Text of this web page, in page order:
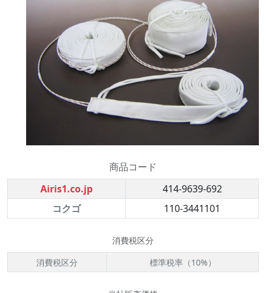
商品コード
Airis1.co.jp
414-9639-692
コクゴ
110-3441101
消費税区分
消費税区分
標準税率（10%）